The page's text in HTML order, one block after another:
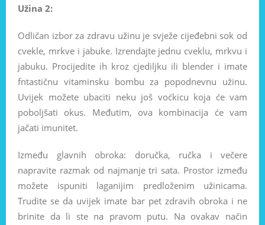
Užina 2:
Odličan izbor za zdravu užinu je svježe cijeđebni sok od
cvekle, mrkve i jabuke. Izrendajte jednu cveklu, mrkvu i
jabuku. Procijedite ih kroz cjediljku ili blender i imate
fntastičnu vitaminsku bombu za popodnevnu užinu.
Uvijek možete ubaciti neku još voćkicu koja će vam
poboljšati okus. Međutim, ova kombinacija će vam
jačati imunitet.
Između glavnih obroka: doručka, ručka i večere
napravite razmak od najmanje tri sata. Prostor između
možete ispuniti laganijim predloženim užinicama.
Trudite se da uvijek imate bar pet zdravih obroka i ne
brinite da li ste na pravom putu. Na ovakav način